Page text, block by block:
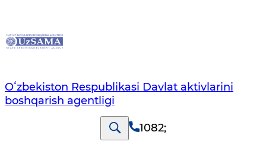
Oʻzbekiston Respublikasi Davlat aktivlarini
boshqarish agentligi
1082;